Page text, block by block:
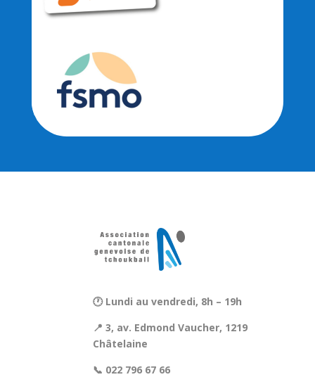
🕐 Lundi au vendredi, 8h – 19h
📍 3, av. Edmond Vaucher, 1219
Châtelaine
📞 022 796 67 66